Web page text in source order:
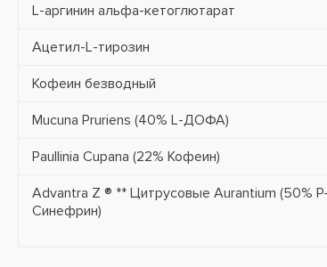
L-аргинин альфа-кетоглютарат
Ацетил-L-тирозин
Кофеин безводный
Mucuna Pruriens (40% L-ДОФА)
Paullinia Cupana (22% Кофеин)
Advantra Z ® ** Цитрусовые Aurantium (50% Р-
Синефрин)